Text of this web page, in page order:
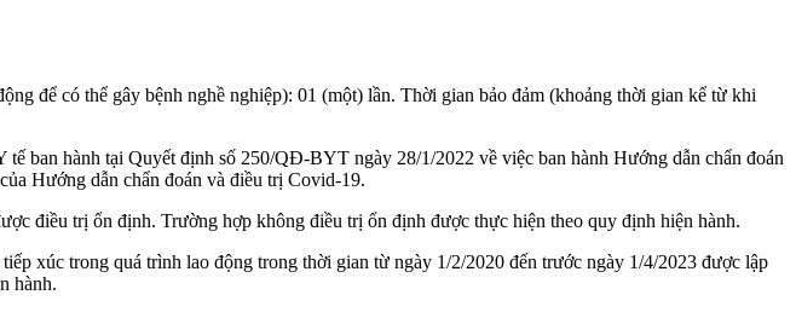
để có thể gây bệnh nghề nghiệp): 01 (một) lần. Thời gian bảo đảm (khoảng thời gian kể từ khi
ban hành tại Quyết định số 250/QĐ-BYT ngày 28/1/2022 về việc ban hành Hướng dẫn chẩn đoán
Hướng dẫn chẩn đoán và điều trị Covid-19.
điều trị ổn định. Trường hợp không điều trị ổn định được thực hiện theo quy định hiện hành.
xúc trong quá trình lao động trong thời gian từ ngày 1/2/2020 đến trước ngày 1/4/2023 được lập
hành.